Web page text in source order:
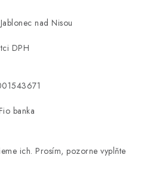
nad Nisou
DPH
banka
ich. Prosím, pozorne vyplňte